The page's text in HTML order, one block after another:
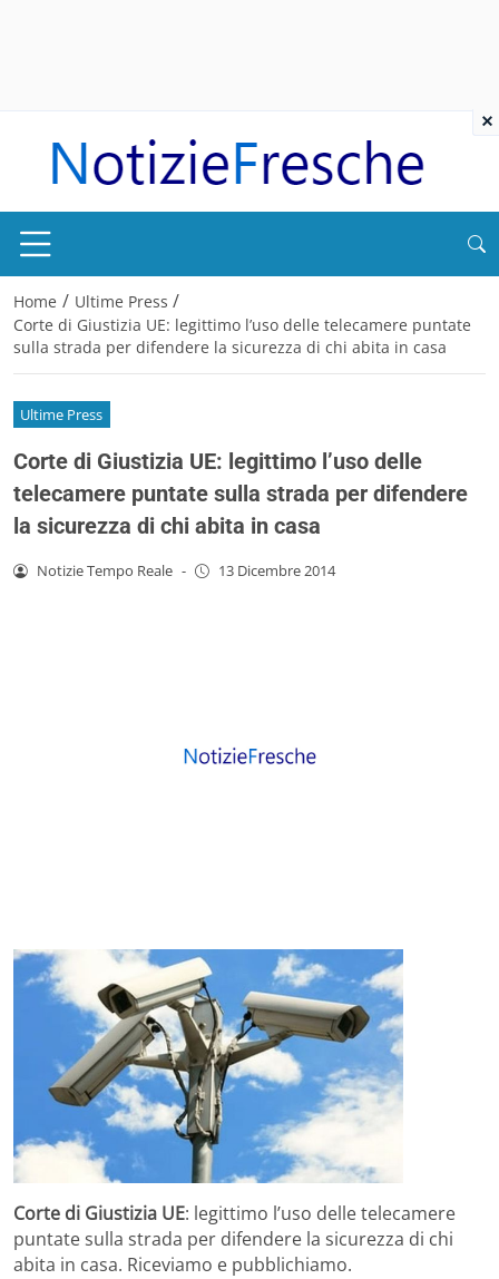
Home / Ultime Press /
Corte di Giustizia UE: legittimo l’uso delle telecamere puntate
sulla strada per difendere la sicurezza di chi abita in casa
Ultime Press
Corte di Giustizia UE: legittimo l’uso delle
telecamere puntate sulla strada per difendere
la sicurezza di chi abita in casa
Notizie Tempo Reale - 13 Dicembre 2014
Corte di Giustizia UE: legittimo l’uso delle telecamere
puntate sulla strada per difendere la sicurezza di chi
abita in casa. Riceviamo e pubblichiamo.
×